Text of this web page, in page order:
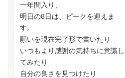
一年間入り、
明日の8日は、ピークを迎えま
す。
願いを現在完了形で書いたり
いつもより感謝の気持ちに意識し
てみたり
自分の良さを見つけたり